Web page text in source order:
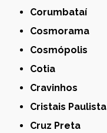
Corumbataí
Cosmorama
Cosmópolis
Cotia
Cravinhos
Cristais Paulista
Cruz Preta